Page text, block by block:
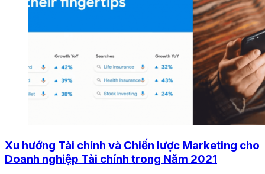
Xu hướng Tài chính và Chiến lược Marketing cho
Doanh nghiệp Tài chính trong Năm 2021